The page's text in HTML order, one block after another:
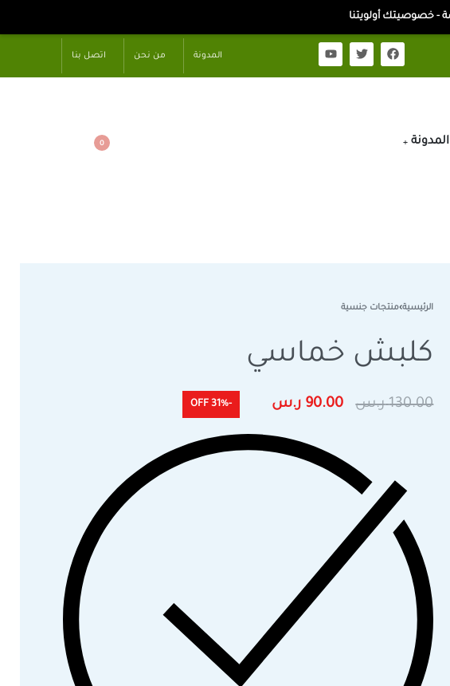
المدونة من نحن اتصل بنا
المدونة 0
الرئيسية›منتجات جنسية
كلبش خماسي
130.00 ر.س 90.00 ر.س -31% OFF